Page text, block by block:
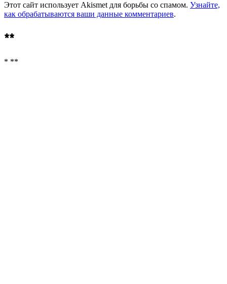
Этот сайт использует Akismet для борьбы со спамом. Узнайте,
как обрабатываются ваши данные комментариев.
**
* **